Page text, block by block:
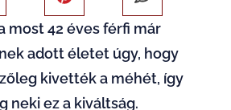
most 42 éves férfi már
adott életet úgy, hogy
kivették a méhét, így
neki ez a kiváltság.